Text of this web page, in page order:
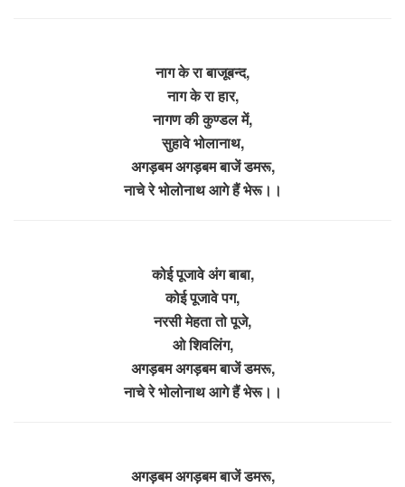
नाग के रा बाजूबन्द,
नाग के रा हार,
नागण की कुण्डल में,
सुहावे भोलानाथ,
अगड़बम अगड़बम बाजें डमरू,
नाचे रे भोलोनाथ आगे हैं भेरू।।
कोई पूजावे अंग बाबा,
कोई पूजावे पग,
नरसी मेहता तो पूजे,
ओ शिवलिंग,
अगड़बम अगड़बम बाजें डमरू,
नाचे रे भोलोनाथ आगे हैं भेरू।।
अगड़बम अगड़बम बाजें डमरू,